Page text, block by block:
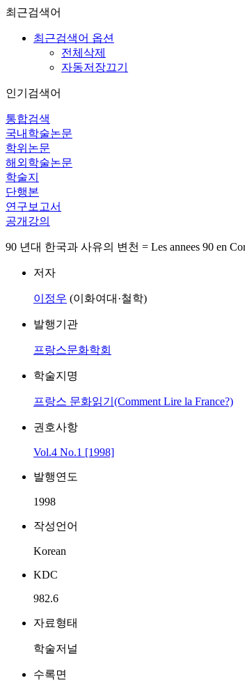
최근검색어
최근검색어 옵션
전체삭제
자동저장끄기
인기검색어
통합검색
국내학술논문
학위논문
해외학술논문
학술지
단행본
연구보고서
공개강의
90 년대 한국과 사유의 변천 = Les annees 90 en
저자
이정우 (이화여대·철학)
발행기관
프랑스문화학회
학술지명
프랑스 문화읽기(Comment Lire la France?)
권호사항
Vol.4 No.1 [1998]
발행연도
1998
작성언어
Korean
KDC
982.6
자료형태
학술저널
수록면